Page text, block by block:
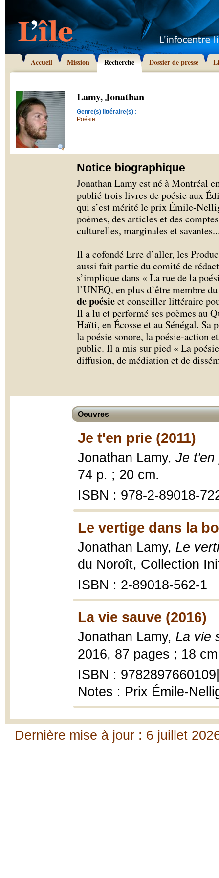
Accueil Mission Recherche Dossier de presse
Lamy, Jonathan
Genre(s) littéraire(s) :
Poésie
Notice biographique
Jonathan Lamy est né à Montréal
publié trois livres de poésie aux
qui s’est mérité le prix Émile-
poèmes, des articles et des
culturelles, marginales et savantes.
Il a cofondé Erre d’aller, les
aussi fait partie du comité de
s’implique dans « La rue de la
l’UNEQ, en plus d’être membre
de poésieet conseiller littéraire
Il a lu et performé ses poèmes au
Haïti, en Écosse et au Sénégal. Sa
la poésie sonore, la poésie-action
public. Il a mis sur pied « La
diffusion, de médiation et de
Oeuvres
Je t'en prie (2011)
Jonathan Lamy, Je t'en
74 p. ; 20 cm.
ISBN : 978-2-89018-
Le vertige dans la
Jonathan Lamy, Le
du Noroît, Collection
ISBN : 2-89018-562-1
La vie sauve (2016)
Jonathan Lamy, La vie
2016, 87 pages ; 18
ISBN :
Notes : Prix Émile-
Dernière mise à jour : 6 juillet